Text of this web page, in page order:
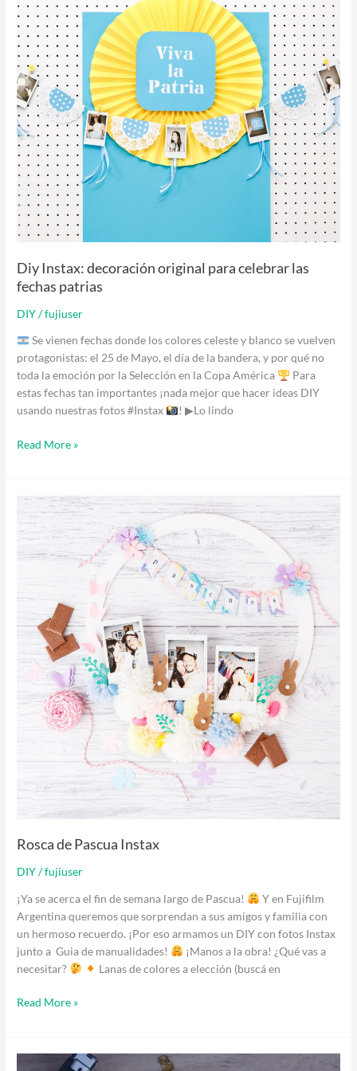
Diy Instax: decoración original para celebrar las
fechas patrias
DIY/fujiuser
Se vienen fechas donde los colores celeste y blanco se vuelven
protagonistas: el 25 de Mayo, el día de la bandera, y por qué no
toda la emoción por la Selección en la Copa América
Para
estas fechas tan importantes ¡nada mejor que hacer ideas DIY
usando nuestras fotos #Instax
! ▶Lo lindo
Instax:
decoración
original
para
celebrar
las
fechas
patrias
Read More »
Rosca de Pascua Instax
DIY/fujiuser
¡Ya se acerca el fin de semana largo de Pascua!
Y en Fujifilm
Argentina queremos que sorprendan a sus amigos y familia con
un hermoso recuerdo. ¡Por eso armamos un DIY con fotos Instax
junto a Guia de manualidades!
¡Manos a la obra! ¿Qué vas a
necesitar?
Lanas de colores a elección (buscá en
Rosca
de
Pascua
Instax
Read More »